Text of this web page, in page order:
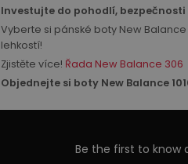
Investujte do pohodlí, bezpečnosti
Vyberte si pánské boty New
lehkostí!
Zjistěte více! Řada New Balance 306
Objednejte si boty New Balance
Be the first to know